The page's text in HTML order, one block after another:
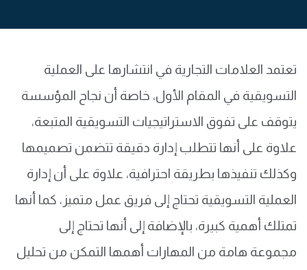
تعتمد العلامات التجارية في انتشارها على العملية
التسويقية في المقام الأول، خاصة أن نجاح المؤسسة
يتوقف على تفوق الاستراتيجيات التسويقية المتبعة،
علاوة على أنها تتطلب إدارة دقيقة تتضمن تصميمها
وكذلك تنفيذها بطريقة احترافية، علاوة على أن إدارة
العملية التسويقية تحتاج إلى فريق عمل متميز، كما أنها
تمتلك أهمية كبيرة، بالإضافة إلى أنها تحتاج إلى
مجموعة هامة من المهارات أهمها التمكن من تحليل